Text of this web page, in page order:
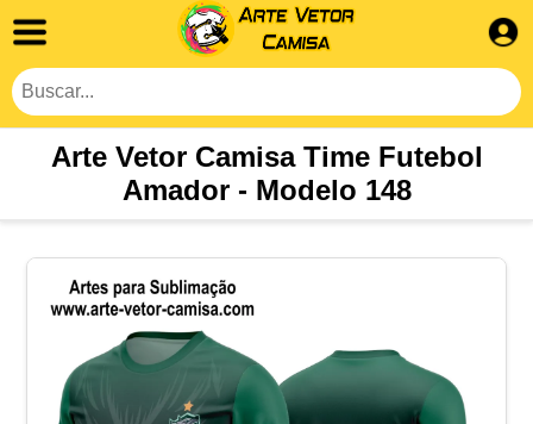
Arte Vetor Camisa Time Futebol
Amador - Modelo 148